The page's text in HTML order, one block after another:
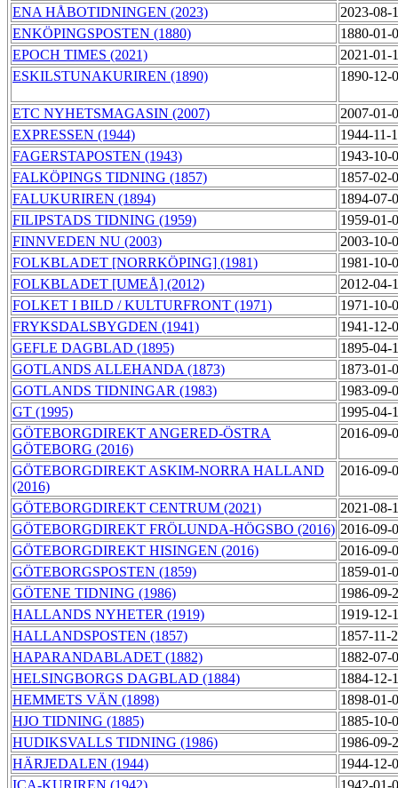
ENA HÅBOTIDNINGEN (2023)
2023-08-
ENKÖPINGSPOSTEN (1880)
1880-01-
EPOCH TIMES (2021)
2021-01-
ESKILSTUNAKURIREN (1890)
1890-12-
ETC NYHETSMAGASIN (2007)
2007-01-
EXPRESSEN (1944)
1944-11-
FAGERSTAPOSTEN (1943)
1943-10-
FALKÖPINGS TIDNING (1857)
1857-02-
FALUKURIREN (1894)
1894-07-
FILIPSTADS TIDNING (1959)
1959-01-
FINNVEDEN NU (2003)
2003-10-
FOLKBLADET [NORRKÖPING] (1981)
1981-10-
FOLKBLADET [UMEÅ] (2012)
2012-04-
FOLKET I BILD / KULTURFRONT (1971)
1971-10-
FRYKSDALSBYGDEN (1941)
1941-12-
GEFLE DAGBLAD (1895)
1895-04-
GOTLANDS ALLEHANDA (1873)
1873-01-
GOTLANDS TIDNINGAR (1983)
1983-09-
GT (1995)
1995-04-
GÖTEBORGDIREKT ANGERED-ÖSTRA
GÖTEBORG (2016)
2016-09-
GÖTEBORGDIREKT ASKIM-NORRA HALLAND
(2016)
2016-09-
GÖTEBORGDIREKT CENTRUM (2021)
2021-08-
GÖTEBORGDIREKT FRÖLUNDA-HÖGSBO (2016) 2016-09-
GÖTEBORGDIREKT HISINGEN (2016)
2016-09-
GÖTEBORGSPOSTEN (1859)
1859-01-
GÖTENE TIDNING (1986)
1986-09-
HALLANDS NYHETER (1919)
1919-12-
HALLANDSPOSTEN (1857)
1857-11-
HAPARANDABLADET (1882)
1882-07-
HELSINGBORGS DAGBLAD (1884)
1884-12-
HEMMETS VÄN (1898)
1898-01-
HJO TIDNING (1885)
1885-10-
HUDIKSVALLS TIDNING (1986)
1986-09-
HÄRJEDALEN (1944)
1944-12-